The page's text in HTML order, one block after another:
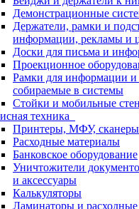
Демонстрационные
Держатели, рамки и
информации, рекламы и
Доски для письма и
Проекционное
Рамки для информации и
собираемые в системы
Стойки и мобильные
техника
Принтеры, МФУ, сканеры
Расходные материалы
Банковское оборудование
Уничтожители
и аксессуары
Калькуляторы
Ламинаторы и